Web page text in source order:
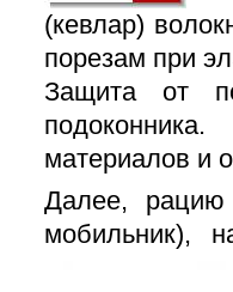
(кевлар)
порезам при
Защита от
материалов и
Далее, рацию
мобильник),